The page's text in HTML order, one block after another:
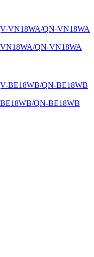
QN-VN18WA
QN-BE18WB